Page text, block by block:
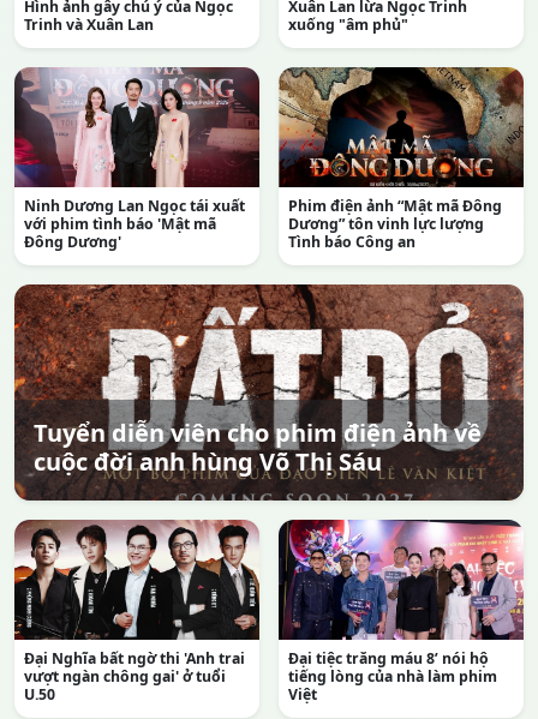
Hình ảnh gây chú ý của Ngọc
Trinh và Xuân Lan
Xuân Lan lừa Ngọc Trinh
xuống "âm phủ"
Ninh Dương Lan Ngọc tái xuất
với phim tình báo 'Mật mã
Đông Dương'
Phim điện ảnh “Mật mã Đông
Dương” tôn vinh lực lượng
Tình báo Công an
Tuyển diễn viên cho phim điện ảnh về
cuộc đời anh hùng Võ Thị Sáu
Đại Nghĩa bất ngờ thi 'Anh trai
vượt ngàn chông gai' ở tuổi
U.50
Đại tiệc trăng máu 8’ nói hộ
tiếng lòng của nhà làm phim
Việt